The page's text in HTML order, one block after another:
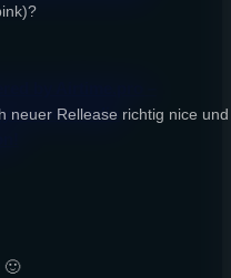
by Airtime.pro –
own radio
neuer Rellease richtig nice und
🙂